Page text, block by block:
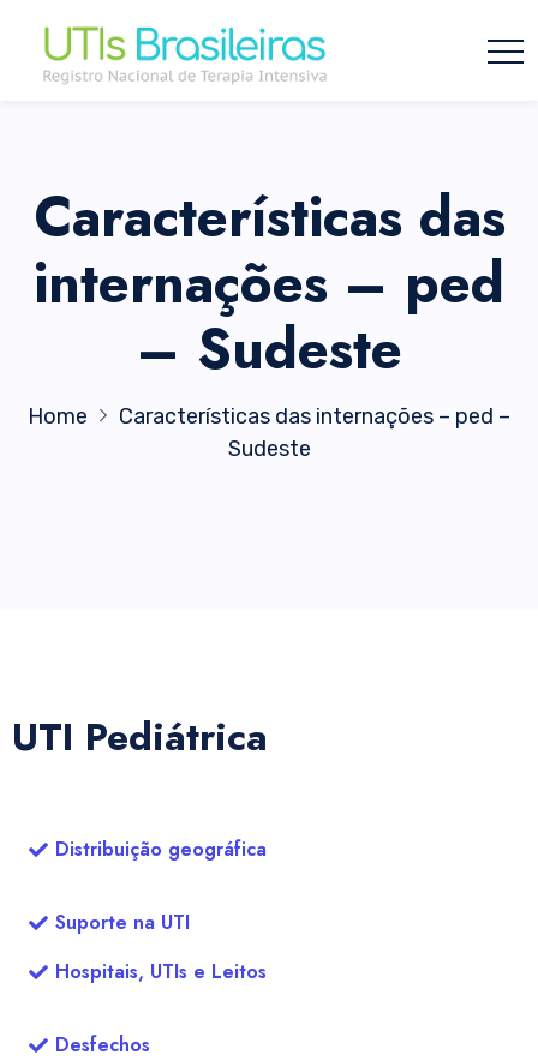
Características das
internações – ped
– Sudeste
Home
Características das internações – ped –
Sudeste
UTI Pediátrica
Distribuição geográfica
Suporte na UTI
Hospitais, UTIs e Leitos
Desfechos